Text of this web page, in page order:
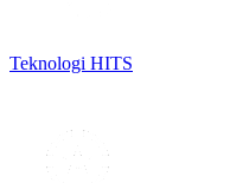
Teknologi HITS